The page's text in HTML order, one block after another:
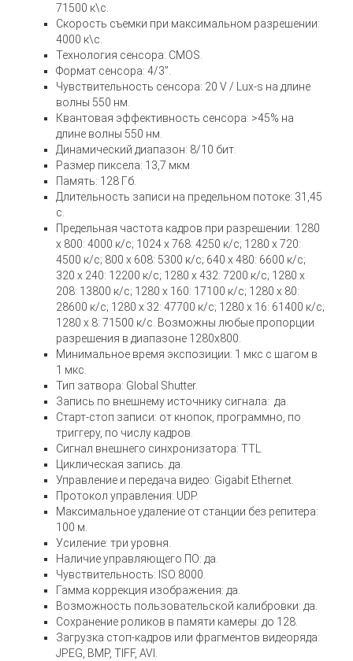
71500 к\с.
Скорость съемки при максимальном разрешении:
4000 к\с.
Технология сенсора: CMOS.
Формат сенсора: 4/3”.
Чувствительность сенсора: 20 V / Lux-s на длине
волны 550 нм.
Квантовая эффективность сенсора: >45% на
длине волны 550 нм.
Динамический диапазон: 8/10 бит.
Размер пиксела: 13,7 мкм.
Память: 128 Гб.
Длительность записи на предельном потоке: 31,45
с.
Предельная частота кадров при разрешении: 1280
x 800: 4000 к/c; 1024 x 768: 4250 к/c; 1280 x 720:
4500 к/c; 800 x 608: 5300 к/c; 640 x 480: 6600 к/c;
320 x 240: 12200 к/c; 1280 x 432: 7200 к/c; 1280 x
208: 13800 к/c; 1280 x 160: 17100 к/c; 1280 x 80:
28600 к/c; 1280 x 32: 47700 к/c; 1280 x 16: 61400 к/c;
1280 x 8: 71500 к/c. Возможны любые пропорции
разрешения в диапазоне 1280х800.
Минимальное время экспозиции: 1 мкс с шагом в
1 мкс.
Тип затвора: Global Shutter.
Запись по внешнему источнику сигнала: да.
Старт-стоп записи: от кнопок, программно, по
триггеру, по числу кадров.
Сигнал внешнего синхронизатора: TTL.
Циклическая запись: да.
Управление и передача видео: Gigabit Ethernet.
Протокол управления: UDP.
Максимальное удаление от станции без репитера:
100 м.
Усиление: три уровня.
Наличие управляющего ПО: да.
Чувствительность: ISO 8000.
Гамма коррекция изображения: да.
Возможность пользовательской калибровки: да.
Сохранение роликов в памяти камеры: до 128.
Загрузка стоп-кадров или фрагментов видеоряда:
JPEG, BMP, TIFF, AVI.